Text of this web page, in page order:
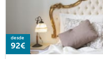
desde
92€